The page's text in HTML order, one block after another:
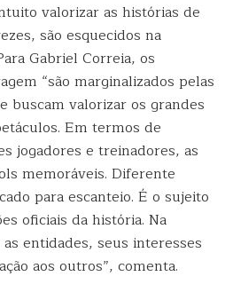
valorizar as histórias de
são esquecidos na
Gabriel Correia, os
“são marginalizados pelas
buscam valorizar os grandes
Em termos de
jogadores e treinadores, as
memoráveis. Diferente
para escanteio. É o sujeito
oficiais da história. Na
entidades, seus interesses
aos outros”, comenta.